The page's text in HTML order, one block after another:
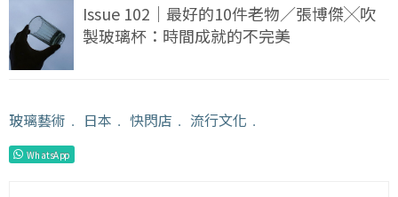
Issue 102｜最好的10件老物／張博傑╳吹
製玻璃杯：時間成就的不完美
玻璃藝術 ﹒ 日本 ﹒ 快閃店 ﹒ 流行文化 ﹒
WhatsApp